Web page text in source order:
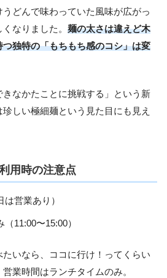
どんで味わっていた風味が広がっ
なりました。 麺の太さは違えど木
独特の「もちもち感のコシ」は変
きなかたことに挑戦する」という新
しい極細麺という見た目にも見え
用時の注意点
営業あり）
11:00〜15:00）
いなら、ココに行け！ってくらい
業時間はランチタイムのみ。